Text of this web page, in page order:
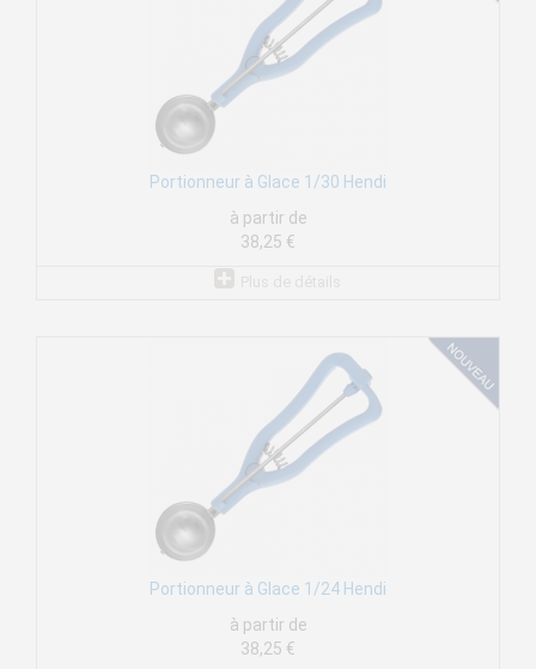
Portionneur à Glace 1/30 Hendi
à partir de
38,25 €
Portionneur à Glace 1/24 Hendi
à partir de
38,25 €